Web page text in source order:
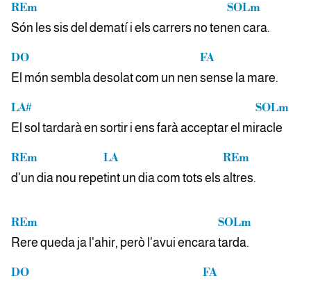
REm
Són les sis del dematí i els carrers no ten
SOLm
en cara.
DO
El món sembla desolat com un nen
FA
sense la mare.
LA#
El sol tardarà en sortir i ens farà acceptar el mi
SOLm
racle
REm
d'un dia nou repe
LA
tint un dia com tots els
REm
altres.
REm
Rere queda ja l'ahir, però l'avui encara
SOLm
tarda.
DO
FA